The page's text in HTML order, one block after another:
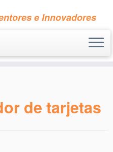
e Innovadores
de tarjetas